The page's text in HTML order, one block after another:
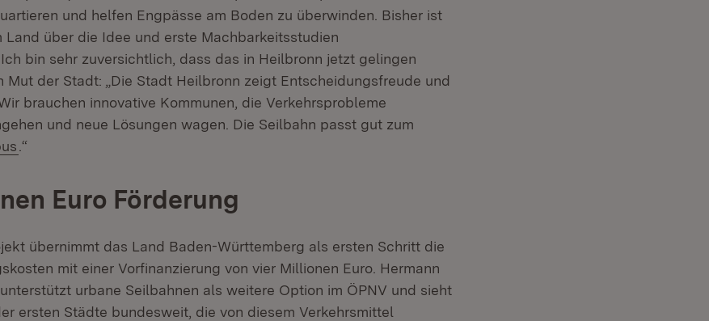
und helfen Engpässe am Boden zu überwinden. Bisher ist
Land über die Idee und erste Machbarkeitsstudien
bin sehr zuversichtlich, dass das in Heilbronn jetzt gelingen
Mut der Stadt: „Die Stadt Heilbronn zeigt Entscheidungsfreude und
brauchen innovative Kommunen, die Verkehrsprobleme
und neue Lösungen wagen. Die Seilbahn passt gut zum
(Öffnet in neuem Fenster)
.“
Euro Förderung
übernimmt das Land Baden-Württemberg als ersten Schritt die
mit einer Vorfinanzierung von vier Millionen Euro. Hermann
urbane Seilbahnen als weitere Option im ÖPNV und sieht
ersten Städte bundesweit, die von diesem Verkehrsmittel